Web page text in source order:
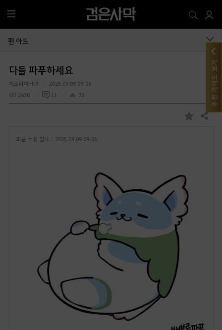
전
체
메
팬 아트
다들 파푸하세요
이소니아-KR
2025.09.09 09:06
2630
11 33
즐
공유하기
최근 수정 일시 : 2025.09.09 09:06
추천 가이드 보기